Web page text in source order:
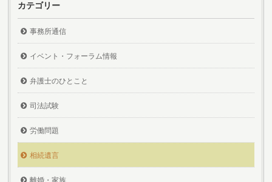
カテゴリー
事務所通信
イベント・フォーラム情報
弁護士のひとこと
司法試験
労働問題
相続遺言
離婚・家族